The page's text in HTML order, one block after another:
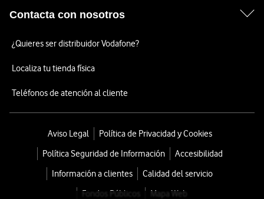
Contacta con nosotros
¿Quieres ser distribuidor Vodafone?
Localiza tu tienda física
Teléfonos de atención al cliente
Aviso Legal
Política de Privacidad y Cookies
Política Seguridad de Información
Accesibilidad
Información a clientes
Calidad del servicio
Fondos Públicos
Mapa Web